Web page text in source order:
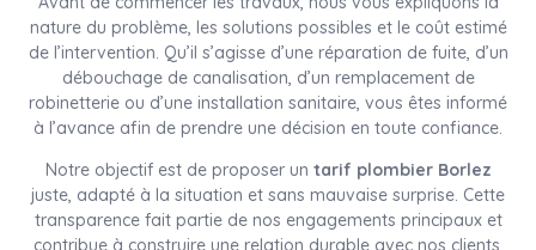
nature du problème, les solutions possibles et le coût estimé
de l’intervention. Qu’il s’agisse d’une réparation de fuite, d’un
débouchage de canalisation, d’un remplacement de
robinetterie ou d’une installation sanitaire, vous êtes informé
à l’avance afin de prendre une décision en toute confiance.
Notre objectif est de proposer un tarif plombier Borlez
juste, adapté à la situation et sans mauvaise surprise. Cette
transparence fait partie de nos engagements principaux et